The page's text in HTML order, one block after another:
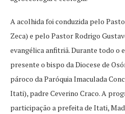
A acolhida foi conduzida pelo
Zeca) e pelo Pastor Rodrigo
evangélica anfitriã. Durante todo o
presente o bispo da Diocese de
pároco da Paróquia Imaculada
Itati), padre Ceverino Craco. A
participação a prefeita de Itati,